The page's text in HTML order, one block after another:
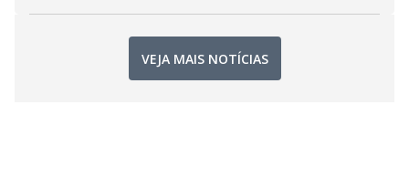
VEJA MAIS NOTÍCIAS